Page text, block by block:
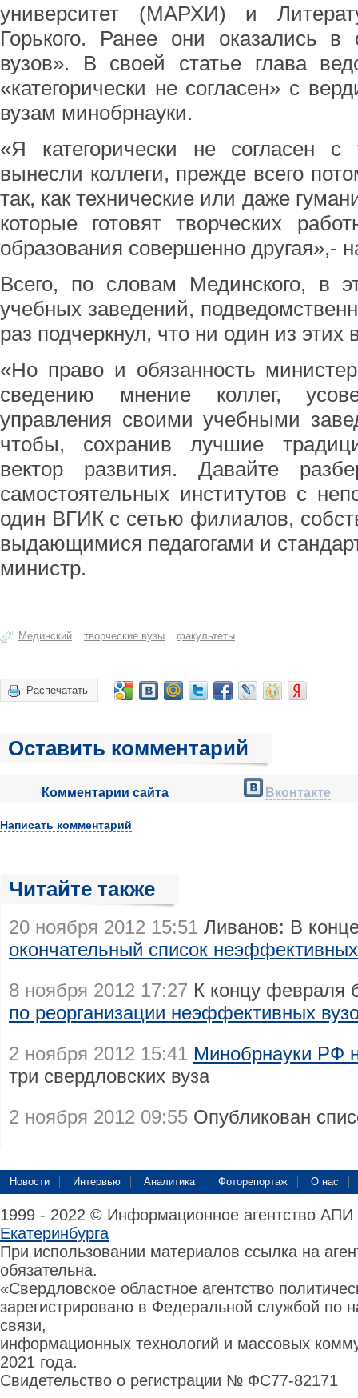
университет (МАРХИ) и
Горького. Ранее они оказались в
вузов». В своей статье глава
«категорически не согласен» с
вузам минобрнауки.
«Я категорически не согласен
вынесли коллеги, прежде всего
так, как технические или даже
которые готовят творческих
образования совершенно другая»,-
Всего, по словам Мединского, в
учебных заведений,
раз подчеркнул, что ни один из этих
«Но право и обязанность
сведению мнение коллег,
управления своими учебными
чтобы, сохранив лучшие
вектор развития. Давайте
самостоятельных институтов с
один ВГИК с сетью филиалов,
выдающимися педагогами и
министр.
Мединский творческие вузы факультеты
Распечатать
Оставить комментарий
Комментарии сайта Вконтакте
Написать комментарий
Читайте также
20 ноября 2012 15:51 Ливанов: В
окончательный список
8 ноября 2012 17:27 К концу февраля
по реорганизации неэффективных
2 ноября 2012 15:41 Минобрнауки РФ
три свердловских вуза
2 ноября 2012 09:55 Опубликован
Новости Интервью Аналитика Фоторепортаж О нас
1999 - 2022 © Информационное агентство
Екатеринбурга
При использовании материалов ссылка на
обязательна.
«Свердловское областное агентство
зарегистрировано в Федеральной службой по
связи,
информационных технологий и массовых
2021 года.
Свидетельство о регистрации № ФС77-82171